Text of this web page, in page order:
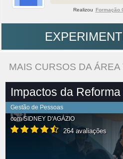
Realizou Formação
MAIS CURSOS DA
Impactos da
Gestão de Pessoas
comSIDNEY D'AGÁZIO
264 avaliações